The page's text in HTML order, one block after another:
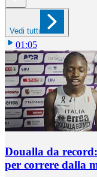
Vedi tutti
01:05
Doualla da
per correre dalla